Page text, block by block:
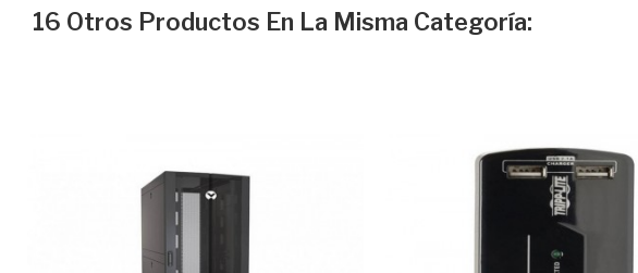
16 Otros Productos En La Misma Categoría: